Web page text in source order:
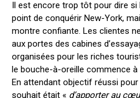
Il est encore trop tôt pour dire si
point de conquérir New-York,
montre confiante. Les clientes
aux portes des cabines
organisées pour les riches
le bouche-à-oreille commence
En attendant objectif réussi
souhait était « d’apporter au